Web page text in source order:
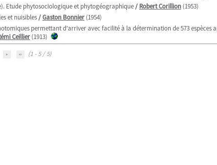
Etude phytosociologique et phytogéographique/ Robert Corillion (1953)
et nuisibles/Gaston Bonnier (1954)
permettant d'arriver avec facilité à la détermination de 573 espèces
Ceillier (1913)
(1 - 5 / 5)